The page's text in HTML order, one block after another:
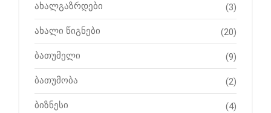
ახალგაზრდები (3)
ახალი წიგნები (20)
ბათუმელი (9)
ბათუმობა (2)
ბიზნესი (4)